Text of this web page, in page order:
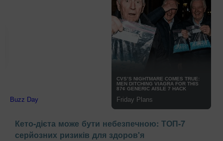
Кето-дієта може бути небезпечною: ТОП-7
серйозних ризиків для здоров'я